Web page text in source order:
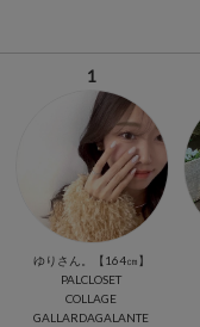
1
ゆりさん。【164㎝】
PALCLOSET
COLLAGE
GALLARDAGALANTE